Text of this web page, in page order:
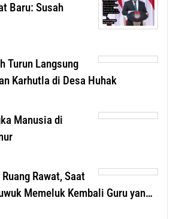
Baru: Susah
Turun Langsung
Karhutla di Desa Huhak
Manusia di
Rawat, Saat
Memeluk Kembali Guru yan…